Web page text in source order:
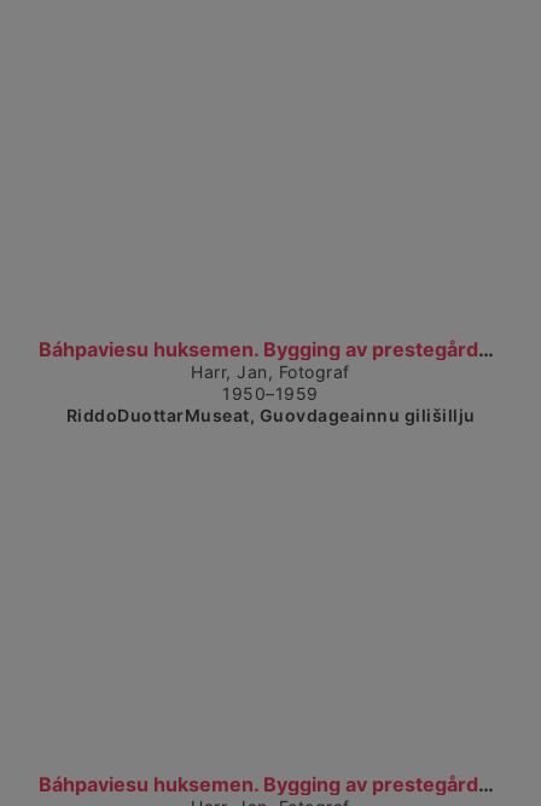
Báhpaviesu huksemen. Bygging av prestegården (1950...
Čájet dárkkes dieđuid
Harr, Jan, Fotograf
1950–1959
RiddoDuottarMuseat, Guovdageainnu gilišillju
Báhpaviesu huksemen. Bygging av prestegården (1950...
Čájet dárkkes dieđuid